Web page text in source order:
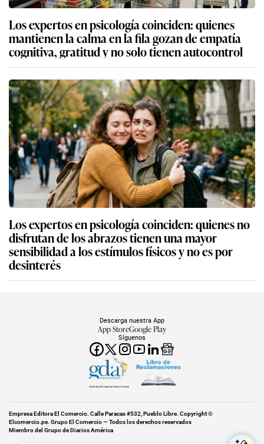
Los expertos en psicología coinciden: quienes
mantienen la calma en la fila gozan de empatía
cognitiva, gratitud y no solo tienen autocontrol
Los expertos en psicología coinciden: quienes no
disfrutan de los abrazos tienen una mayor
sensibilidad a los estímulos físicos y no es por
desinterés
Síguenos
Descarga nuestra App
App StoreGoogle Play
Miembro del Grupo de Diarios América
Empresa Editora El Comercio. Calle Paracas #532, Pueblo Libre. Copyright ©
Elcomercio.pe. Grupo El Comercio — Todos los derechos reservados
Miembro del Grupo de Diarios América